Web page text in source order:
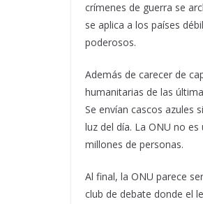
crímenes de guerra se
se aplica a los países
poderosos.
Además de carecer de
humanitarias de las
Se envían cascos azules
luz del día. La ONU no
millones de personas.
Al final, la ONU parece
club de debate donde el